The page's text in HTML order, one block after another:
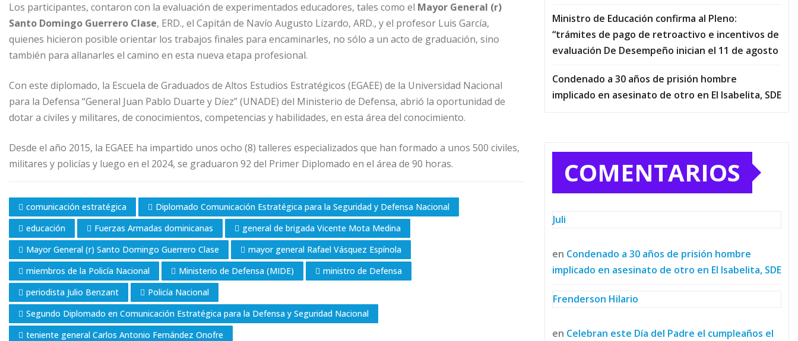
Los participantes, contaron con la evaluación de experimentados educadores, tales como el Mayor General (r)
Santo Domingo Guerrero Clase, ERD., el Capitán de Navío Augusto Lizardo, ARD., y el profesor Luis García,
quienes hicieron posible orientar los trabajos finales para encaminarles, no sólo a un acto de graduación, sino
también para allanarles el camino en esta nueva etapa profesional.
Con este diplomado, la Escuela de Graduados de Altos Estudios Estratégicos (EGAEE) de la Universidad Nacional
para la Defensa “General Juan Pablo Duarte y Díez” (UNADE) del Ministerio de Defensa, abrió la oportunidad de
dotar a civiles y militares, de conocimientos, competencias y habilidades, en esta área del conocimiento.
Desde el año 2015, la EGAEE ha impartido unos ocho (8) talleres especializados que han formado a unos 500 civiles,
militares y policías y luego en el 2024, se graduaron 92 del Primer Diplomado en el área de 90 horas.
comunicación estratégica
Diplomado Comunicación Estratégica para la Seguridad y Defensa Nacional
educación
Fuerzas Armadas dominicanas
general de brigada Vicente Mota Medina
Mayor General (r) Santo Domingo Guerrero Clase
mayor general Rafael Vásquez Espínola
miembros de la Policía Nacional
Ministerio de Defensa (MIDE)
ministro de Defensa
periodista Julio Benzant
Policía Nacional
Segundo Diplomado en Comunicación Estratégica para la Defensa y Seguridad Nacional
teniente general Carlos Antonio Fernández Onofre
Ministro de Educación confirma al Pleno:
“trámites de pago de retroactivo e incentivos de
evaluación De Desempeño inician el 11 de agosto
Condenado a 30 años de prisión hombre
implicado en asesinato de otro en El Isabelita, SDE
COMENTARIOS
Juli
en Condenado a 30 años de prisión hombre
implicado en asesinato de otro en El Isabelita, SDE
Frenderson Hilario
en Celebran este Día del Padre el cumpleaños el